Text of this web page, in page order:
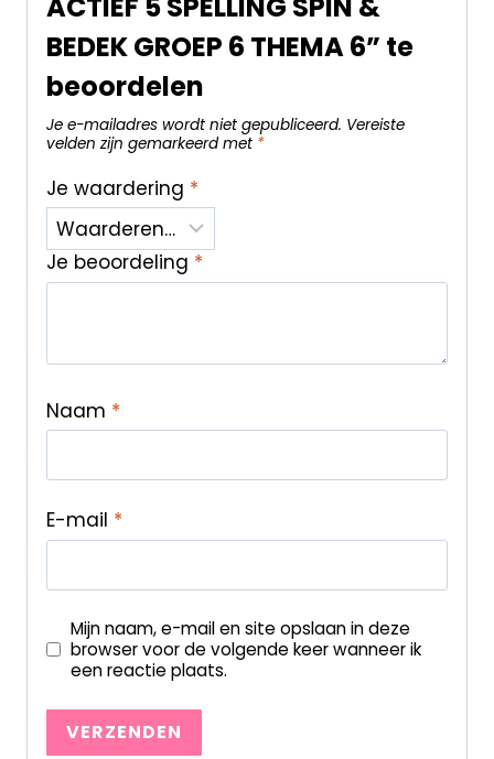
ACTIEF 5 SPELLING SPIN &
BEDEK GROEP 6 THEMA 6” te
beoordelen
Je e-mailadres wordt niet gepubliceerd. Vereiste
velden zijn gemarkeerd met *
Je waardering *
Je beoordeling *
Naam *
E-mail *
Mijn naam, e-mail en site opslaan in deze
browser voor de volgende keer wanneer ik
een reactie plaats.